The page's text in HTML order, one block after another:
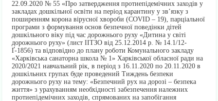
22.09.2020 № 55 «Про затвердження протиепідемічних заходів у
закладах дошкільної освіти на період карантину у зв’язку з
поширенням корона вірусної хвороби (COVID – 19), парціальної
програми з формування основ безпечної поведінки дітей
дошкільного віку під час дорожнього руху «Дитина у світі
дорожнього руху» (лист ІІТЗО від 25.12.2014 р. № 14.1/12-
Ґ-1856) та відповідно до плану роботи Комунального закладу
«Харківська санаторна школа № 1» Харківської обласної ради на
2020/2021 навчальний рік, в період з 16.11.2020 по 20.11.2020 в
дошкільних групах буде проведений Тиждень безпеки
дорожнього руху на тему: «Безпечний рух на дорозі – безпека
життя» з урахуванням необхідності забезпечення належних
протиепідемічних заходів, спрямованих на запобігання